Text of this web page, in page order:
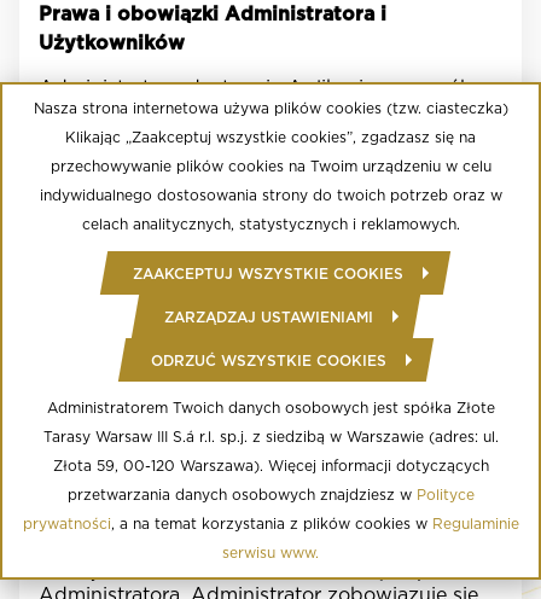
Prawa i obowiązki Administratora i
Użytkowników
Administrator udostępnia Aplikację w sposób
stały i nieprzerwany, z zastrzeżeniem
postanowień niniejszego Regulaminu lub
Regulaminów Szczegółowych.
Administrator zastrzega sobie prawo do
jednostronnego decydowania o zawartości
Aplikacji. Administrator nie gwarantuje, że
zawartość merytoryczna Aplikacji sprosta
oczekiwaniom Użytkownika.
Administrator zastrzega sobie prawo do
wycofania w każdym czasie dostępu do
Aplikacji lub poszczególnych jej funkcjonalności.
Wycofanie Aplikacji lub jej funkcjonalności
nastąpi po co najmniej 14-dniowym uprzedzeniu
Użytkowników, chyba że z Regulaminu
Szczegółowego wynika inny termin, w tym jeżeli
funkcjonalność jest udostępniana czasowo.
W przypadku wystąpienia awarii, usterek lub
błędów technicznych mogą nastąpić przerwy w
dostępie do Aplikacji lub części jej
Nasza strona internetowa używa plików cookies (tzw. ciasteczka)
Klikając „Zaakceptuj wszystkie cookies”, zgadzasz się na
przechowywanie plików cookies na Twoim urządzeniu w celu
indywidualnego dostosowania strony do twoich potrzeb oraz w
celach analitycznych, statystycznych i reklamowych.
ZAAKCEPTUJ WSZYSTKIE COOKIES
ZARZĄDZAJ USTAWIENIAMI
ODRZUĆ WSZYSTKIE COOKIES
Administratorem Twoich danych osobowych jest spółka Złote
Tarasy Warsaw III S.á r.l. sp.j. z siedzibą w Warszawie (adres: ul.
Złota 59, 00-120 Warszawa). Więcej informacji dotyczących
przetwarzania danych osobowych znajdziesz w Polityce
prywatności, a na temat korzystania z plików cookies w Regulaminie
serwisu www.